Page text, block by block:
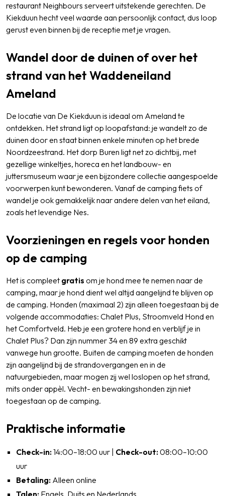
restaurant Neighbours serveert uitstekende gerechten. De
Kiekduun hecht veel waarde aan persoonlijk contact, dus loop
gerust even binnen bij de receptie met je vragen.
Wandel door de duinen of over het
strand van het Waddeneiland
Ameland
De locatie van De Kiekduun is ideaal om Ameland te
ontdekken. Het strand ligt op loopafstand: je wandelt zo de
duinen door en staat binnen enkele minuten op het brede
Noordzeestrand. Het dorp Buren ligt net zo dichtbij, met
gezellige winkeltjes, horeca en het landbouw- en
juttersmuseum waar je een bijzondere collectie aangespoelde
voorwerpen kunt bewonderen. Vanaf de camping fiets of
wandel je ook gemakkelijk naar andere delen van het eiland,
zoals het levendige Nes.
Voorzieningen en regels voor honden
op de camping
Het is compleet gratis om je hond mee te nemen naar de
camping, maar je hond dient wel altijd aangelijnd te blijven op
de camping. Honden (maximaal 2) zijn alleen toegestaan bij de
volgende accommodaties: Chalet Plus, Stroomveld Hond en
het Comfortveld. Heb je een grotere hond en verblijf je in
Chalet Plus? Dan zijn nummer 34 en 89 extra geschikt
vanwege hun grootte. Buiten de camping moeten de honden
zijn aangelijnd bij de strandovergangen en in de
natuurgebieden, maar mogen zij wel loslopen op het strand,
mits onder appèl. Vecht- en bewakingshonden zijn niet
toegestaan op de camping.
Praktische informatie
Check-in:14:00–18:00 uur | Check-out:08:00–10:00
uur
Betaling: Alleen online
Talen: Engels, Duits en Nederlands